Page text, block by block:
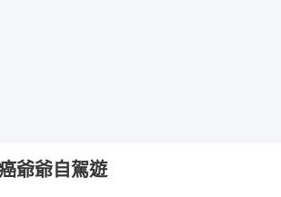
爺爺自駕遊